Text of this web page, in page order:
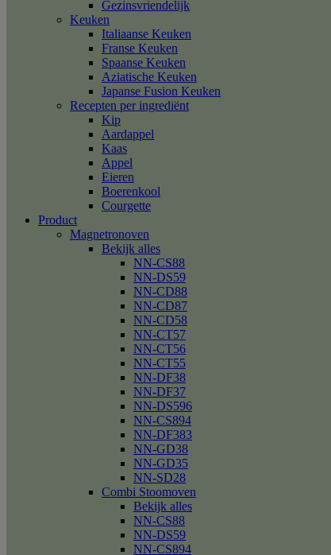
Gezinsvriendelijk
Keuken
Italiaanse Keuken
Franse Keuken
Spaanse Keuken
Aziatische Keuken
Japanse Fusion Keuken
Recepten per ingrediënt
Kip
Aardappel
Kaas
Appel
Eieren
Boerenkool
Courgette
Product
Magnetronoven
Bekijk alles
NN-CS88
NN-DS59
NN-CD88
NN-CD87
NN-CD58
NN-CT57
NN-CT56
NN-CT55
NN-DF38
NN-DF37
NN-DS596
NN-CS894
NN-DF383
NN-GD38
NN-GD35
NN-SD28
Combi Stoomoven
Bekijk alles
NN-CS88
NN-DS59
NN-CS894